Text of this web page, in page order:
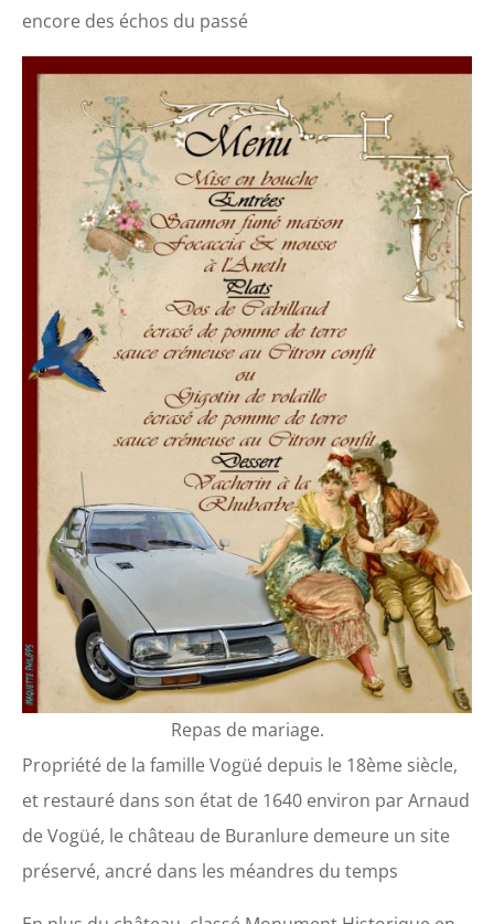
encore des échos du passé
Repas de mariage.
Propriété de la famille Vogüé depuis le 18ème siècle,
et restauré dans son état de 1640 environ par Arnaud
de Vogüé, le château de Buranlure demeure un site
préservé, ancré dans les méandres du temps